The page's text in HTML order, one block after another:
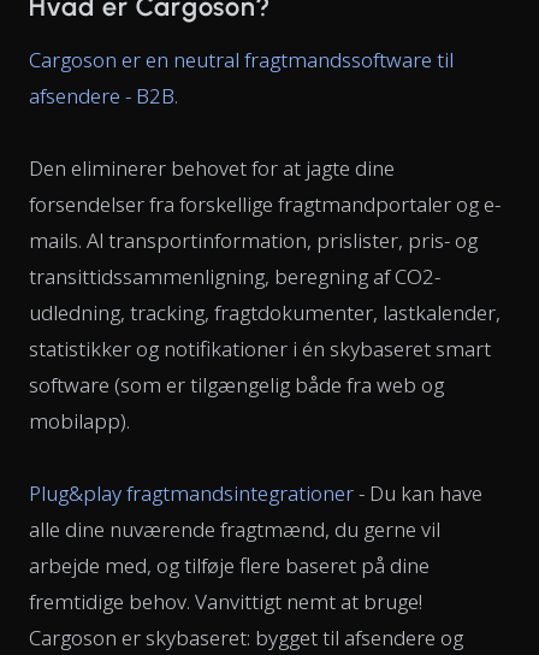
Cargoson er en neutral fragtmandssoftware til
afsendere - B2B.
Den eliminerer behovet for at jagte dine
forsendelser fra forskellige fragtmandportaler og e-
mails. Al transportinformation, prislister, pris- og
transittidssammenligning, beregning af CO2-
udledning, tracking, fragtdokumenter, lastkalender,
statistikker og notifikationer i én skybaseret smart
software (som er tilgængelig både fra web og
mobilapp).
Plug&play fragtmandsintegrationer- Du kan have
alle dine nuværende fragtmænd, du gerne vil
arbejde med, og tilføje flere baseret på dine
fremtidige behov. Vanvittigt nemt at bruge!
Cargoson er skybaseret: bygget til afsendere og